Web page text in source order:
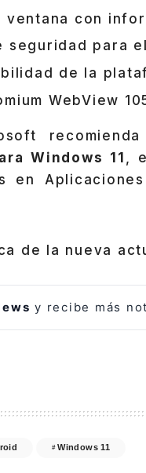
con
seguridad para
de la
WebView
Windows 11 ,
en
de la nueva
y recibe más
Windows 11